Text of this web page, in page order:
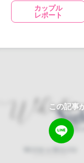
カップル
レポート
この記事